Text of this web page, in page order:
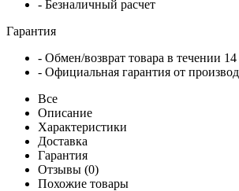
- Безналичный расчет
Гарантия
- Обмен/возврат товара в течении
- Официальная гарантия от
Все
Описание
Характеристики
Доставка
Гарантия
Отзывы (0)
Похожие товары